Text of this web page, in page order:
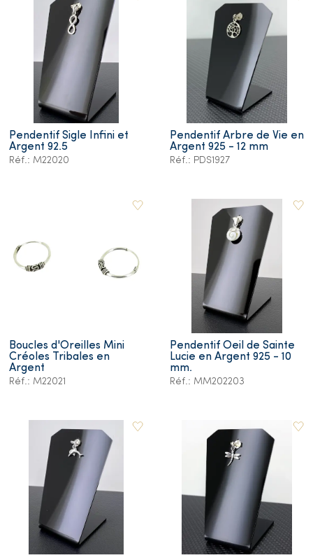
Pendentif Sigle Infini et
Argent 92.5
Réf.: M22020
Pendentif Arbre de Vie en
Argent 925 - 12 mm
Réf.: PDS1927
Boucles d'Oreilles Mini
Créoles Tribales en
Argent
Réf.: M22021
Pendentif Oeil de Sainte
Lucie en Argent 925 - 10
mm.
Réf.: MM202203